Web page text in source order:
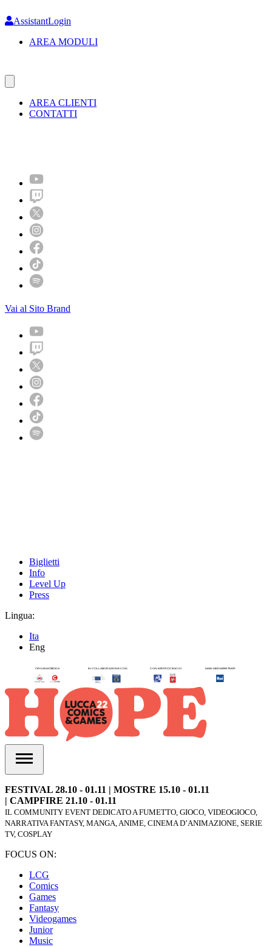
to
content
AssistantLogin
AREA MODULI
AREA CLIENTI
CONTATTI
Vai al Sito Brand
Biglietti
Info
Level Up
Press
Lingua:
Ita
Eng
FESTIVAL 28.10 - 01.11 | MOSTRE 15.10 - 01.11
| CAMPFIRE 21.10 - 01.11
IL COMMUNITY EVENT DEDICATO A FUMETTO, GIOCO, VIDEOGIOCO,
NARRATIVA FANTASY, MANGA, ANIME, CINEMA D’ANIMAZIONE, SERIE
TV, COSPLAY
FOCUS ON:
LCG
Comics
Games
Fantasy
Videogames
Junior
Music